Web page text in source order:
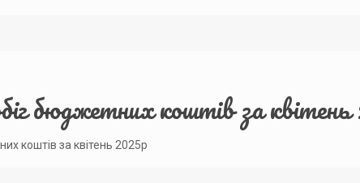
бюджетних коштів за
коштів за квітень 2025р